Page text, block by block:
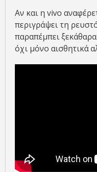
Αν και η vivo
περιγράψει τη
παραπέμπει
όχι μόνο αισθητικά